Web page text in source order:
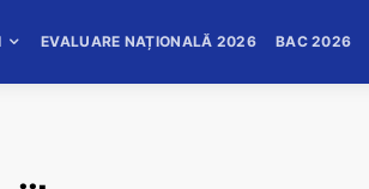
EVALUARE NAȚIONALĂ 2026 BAC 2026